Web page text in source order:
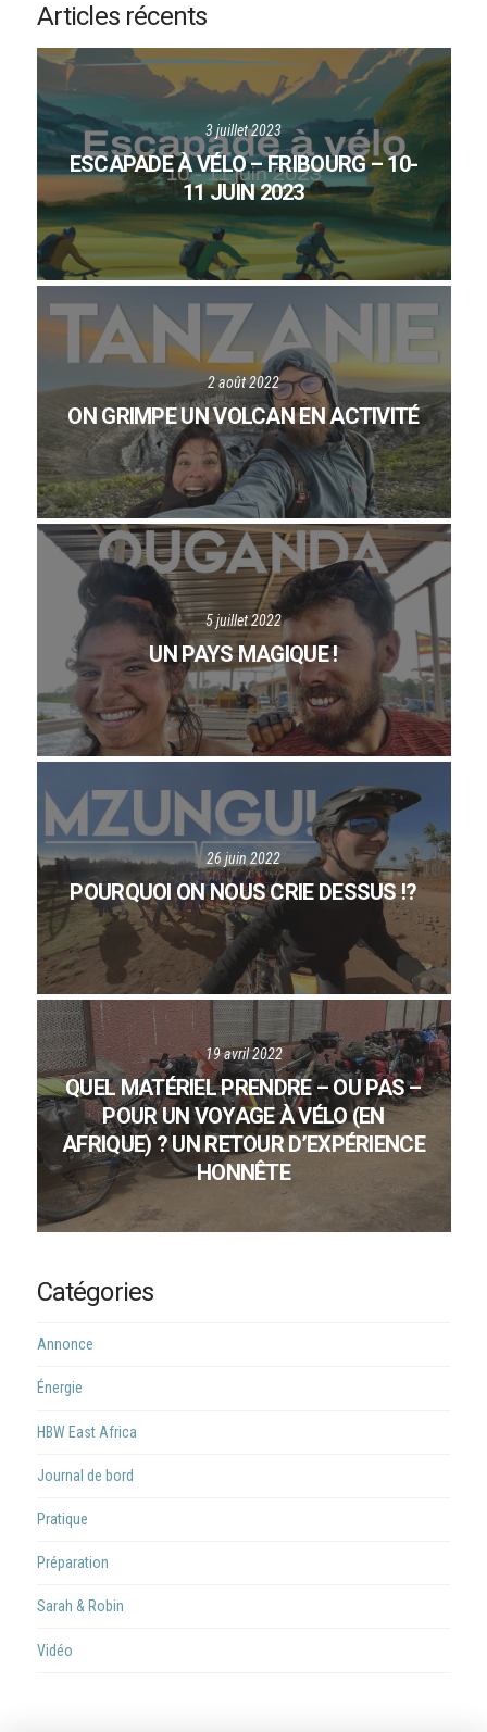
Articles récents
3 juillet 2023
ESCAPADE À VÉLO – FRIBOURG – 10-
11 JUIN 2023
2 août 2022
ON GRIMPE UN VOLCAN EN ACTIVITÉ
5 juillet 2022
UN PAYS MAGIQUE !
26 juin 2022
POURQUOI ON NOUS CRIE DESSUS !?
19 avril 2022
QUEL MATÉRIEL PRENDRE – OU PAS –
POUR UN VOYAGE À VÉLO (EN
AFRIQUE) ? UN RETOUR D’EXPÉRIENCE
HONNÊTE
Catégories
Annonce
Énergie
HBW East Africa
Journal de bord
Pratique
Préparation
Sarah & Robin
Vidéo